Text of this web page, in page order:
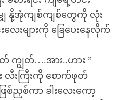
ျှ နို့အုံကျစ်ကျစ်တွေကို လုံး
ေးများကို ခြေပေးနေလိုက်
ကျွတ်….အား..ဟား ”
လီးကြီးကို စောက်ဖုတ်
ြစ်ညှစ်ကာ ခါးလေးကော့